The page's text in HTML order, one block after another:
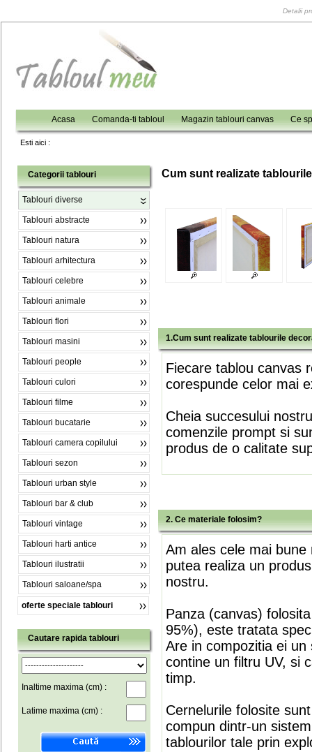
Detalii
Acasa Comanda-ti tabloul Magazin tablouri canvas Ce
Esti aici :
Categorii tablouri
Tablouri diverse
Tablouri abstracte
Tablouri natura
Tablouri arhitectura
Tablouri celebre
Tablouri animale
Tablouri flori
Tablouri masini
Tablouri people
Tablouri culori
Tablouri filme
Tablouri bucatarie
Tablouri camera copilului
Tablouri sezon
Tablouri urban style
Tablouri bar & club
Tablouri vintage
Tablouri harti antice
Tablouri ilustratii
Tablouri saloane/spa
oferte speciale tablouri
Cautare rapida tablouri
Inaltime maxima (cm) :
Latime maxima (cm) :
Cum sunt realizate
1.Cum sunt realizate tablourile
Fiecare tablou canvas
corespunde celor mai
Cheia succesului
comenzile prompt si
produs de o calitate
2. Ce materiale folosim?
Am ales cele mai
putea realiza un
nostru.
Panza (canvas)
95%), este tratata
Are in compozitia ei
contine un filtru UV, si
timp.
Cernelurile folosite
compun dintr-un
tablourilor tale prin